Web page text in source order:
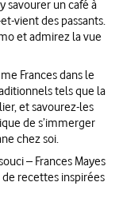
savourer un café à
vient des passants.
et admirez la vue
Frances dans le
tels que la
et savourez-les
de s’immerger
chez soi.
– Frances Mayes
recettes inspirées